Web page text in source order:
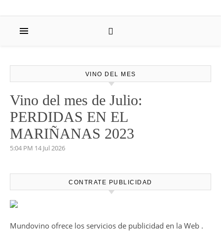
VINO DEL MES
Vino del mes de Julio:
PERDIDAS EN EL
MARIÑANAS 2023
5:04 PM 14 Jul 2026
CONTRATE PUBLICIDAD
Mundovino ofrece los servicios de publicidad en la Web .